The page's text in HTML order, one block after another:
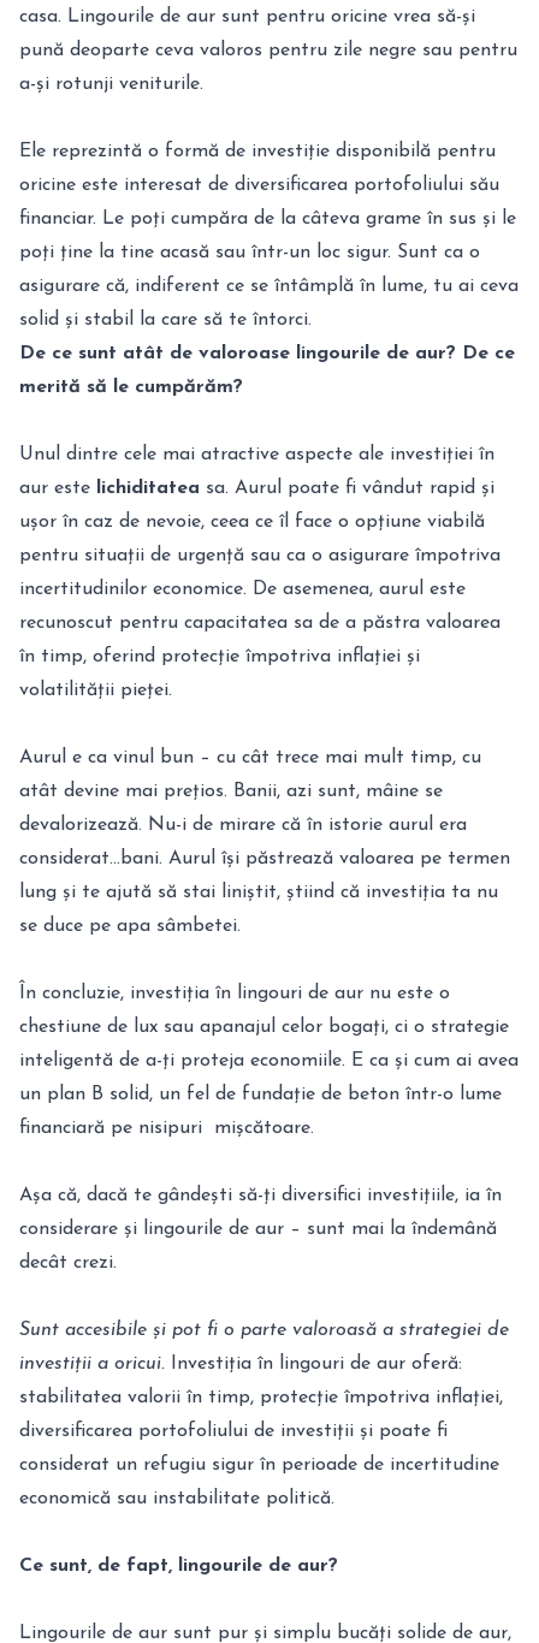
casa. Lingourile de aur sunt pentru oricine vrea să-și
pună deoparte ceva valoros pentru zile negre sau pentru
a-și rotunji veniturile.
Ele reprezintă o formă de investiție disponibilă pentru
oricine este interesat de diversificarea portofoliului său
financiar. Le poți cumpăra de la câteva grame în sus și le
poți ține la tine acasă sau într-un loc sigur. Sunt ca o
asigurare că, indiferent ce se întâmplă în lume, tu ai ceva
solid și stabil la care să te întorci.
De ce sunt atât de valoroase lingourile de aur? De ce
merită să le cumpărăm?
Unul dintre cele mai atractive aspecte ale investiției în
aur este lichiditatea sa. Aurul poate fi vândut rapid și
ușor în caz de nevoie, ceea ce îl face o opțiune viabilă
pentru situații de urgență sau ca o asigurare împotriva
incertitudinilor economice. De asemenea, aurul este
recunoscut pentru capacitatea sa de a păstra valoarea
în timp, oferind protecție împotriva inflației și
volatilității pieței.
Aurul e ca vinul bun – cu cât trece mai mult timp, cu
atât devine mai prețios. Banii, azi sunt, mâine se
devalorizează. Nu-i de mirare că în istorie aurul era
considerat…bani. Aurul își păstrează valoarea pe termen
lung și te ajută să stai liniștit, știind că investiția ta nu
se duce pe apa sâmbetei.
În concluzie, investiția în lingouri de aur nu este o
chestiune de lux sau apanajul celor bogați, ci o strategie
inteligentă de a-ți proteja economiile. E ca și cum ai avea
un plan B solid, un fel de fundație de beton într-o lume
financiară pe nisipuri mișcătoare.
Așa că, dacă te gândești să-ți diversifici investițiile, ia în
considerare și lingourile de aur – sunt mai la îndemână
decât crezi.
Sunt accesibile și pot fi o parte valoroasă a strategiei de
investiții a oricui.
Investiția în lingouri de aur oferă:
stabilitatea valorii în timp, protecție împotriva inflației,
diversificarea portofoliului de investiții și poate fi
considerat un refugiu sigur în perioade de incertitudine
economică sau instabilitate politică.
Ce sunt, de fapt, lingourile de aur?
Lingourile de aur sunt pur și simplu bucăți solide de aur,